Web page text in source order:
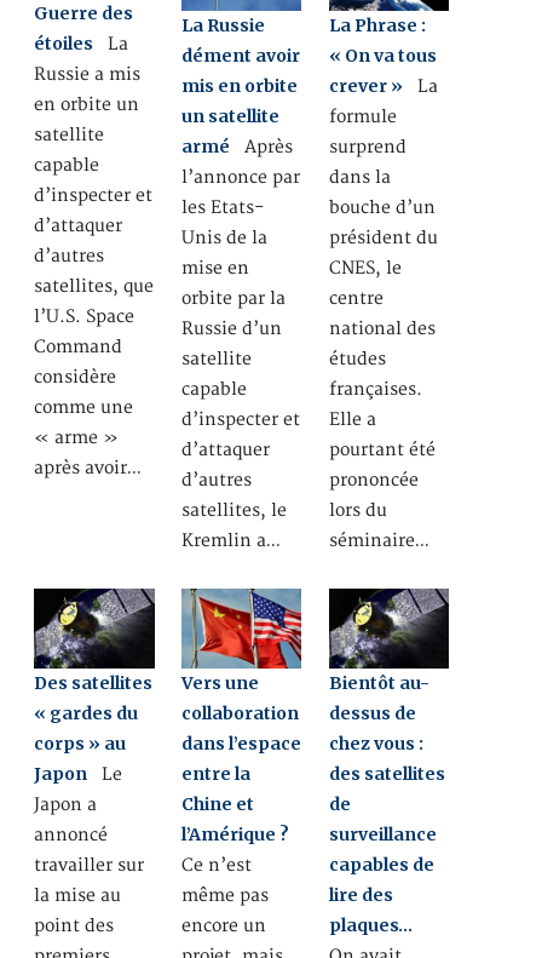
Guerre des
étoiles La
Russie a mis
en orbite un
satellite
capable
d’inspecter et
d’attaquer
d’autres
satellites, que
l’U.S. Space
Command
considère
comme une
« arme »
après avoir…
La Russie
dément avoir
mis en orbite
un satellite
armé Après
l’annonce par
les Etats-
Unis de la
mise en
orbite par la
Russie d’un
satellite
capable
d’inspecter et
d’attaquer
d’autres
satellites, le
Kremlin a…
La Phrase :
« On va tous
crever » La
formule
surprend
dans la
bouche d’un
président du
CNES, le
centre
national des
études
françaises.
Elle a
pourtant été
prononcée
lors du
séminaire…
Des satellites
« gardes du
corps » au
Japon Le
Japon a
annoncé
travailler sur
la mise au
point des
Vers une
collaboration
dans l’espace
entre la
Chine et
l’Amérique ?
Ce n’est
même pas
encore un
Bientôt au-
dessus de
chez vous :
des satellites
de
surveillance
capables de
lire des
plaques…